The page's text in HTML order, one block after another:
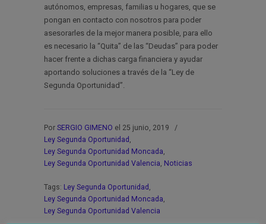
autónomos, empresas, familias u hogares, que se
pongan en contacto con nosotros para poder
asesorarles de la mejor manera posible, para ello
es necesario la “Quita” de las “Deudas” para poder
hacer frente a dichas carga financiera y ayudar
aportando soluciones a través de la “Ley de
Segunda Oportunidad”.
Por SERGIO GIMENO el 25 junio, 2019
/
Ley Segunda Oportunidad ,
Ley Segunda Oportunidad Moncada,
Ley Segunda Oportunidad Valencia, Noticias
Tags: Ley Segunda Oportunidad ,
Ley Segunda Oportunidad Moncada,
Ley Segunda Oportunidad Valencia